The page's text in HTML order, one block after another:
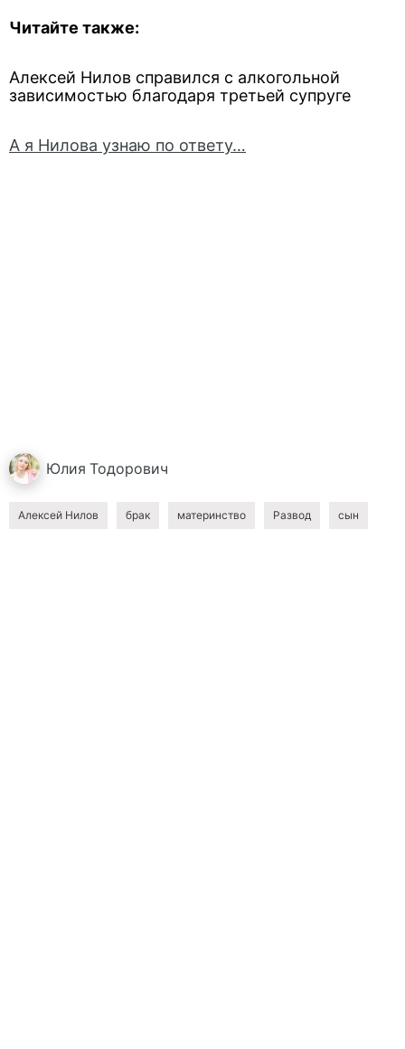
Читайте также:
Алексей Нилов справился с алкогольной
зависимостью благодаря третьей супруге
А я Нилова узнаю по ответу…
Юлия Тодорович
Алексей Нилов брак материнство Развод сын